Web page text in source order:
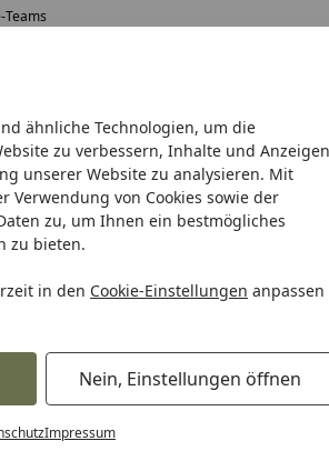
ähnliche Technologien, um die
zu verbessern, Inhalte und Anzeigen
unserer Website zu analysieren. Mit
von Cookies sowie der
zu, um Ihnen ein bestmögliches
zu bieten.
in den Cookie-Einstellungen anpassen
Nein, Einstellungen öffnen
Impressum
Teams
& Tricks Suche
Dacheindeckungen